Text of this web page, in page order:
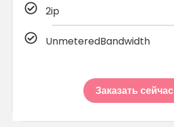
2ip
UnmeteredBandwidth
Заказать сейчас